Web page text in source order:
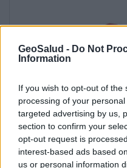
GeoSalud - Do Not
Information
If you wish to opt-out of
processing of your
targeted advertising by us,
section to confirm your
opt-out request is
interest-based ads based
us or personal information
Artículos más